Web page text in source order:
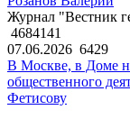
Журнал "Вестник
4684141
07.06.2026 6429
В Москве, в Доме
общественного
Фетисову